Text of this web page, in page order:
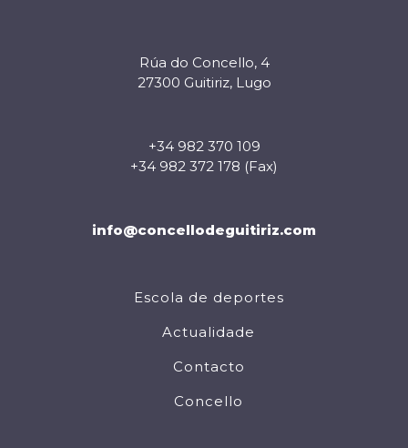
Rúa do Concello, 4
27300 Guitiriz, Lugo
+34 982 370 109
+34 982 372 178 (Fax)
info@concellodeguitiriz.com
Escola de deportes
Actualidade
Contacto
Concello